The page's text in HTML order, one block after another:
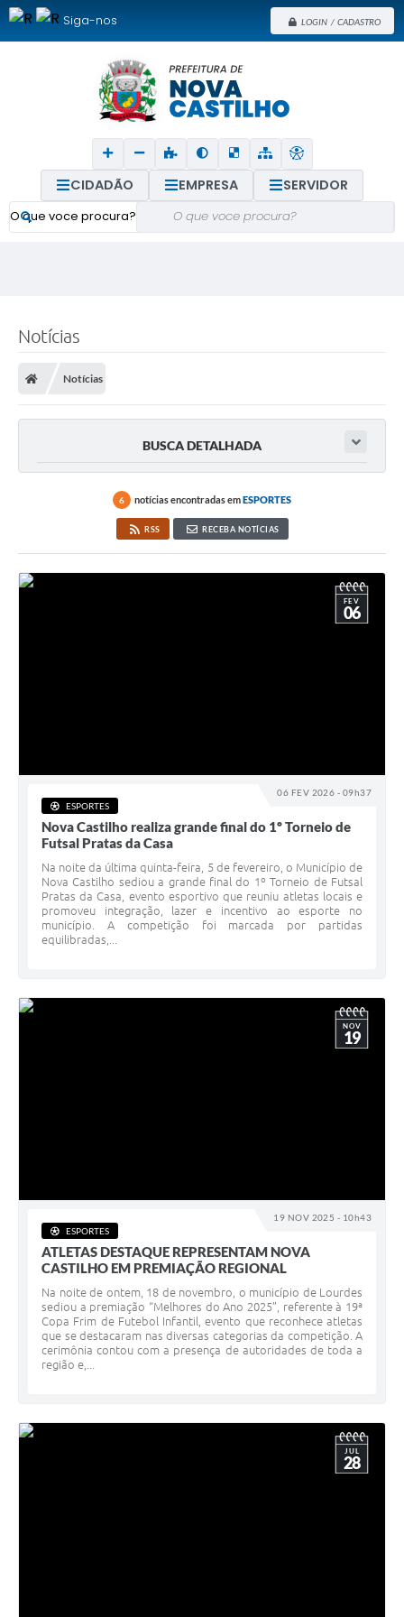
LOGIN / CADASTRO
O que voce procura?
Siga-nos
CIDADÃO EMPRESA SERVIDOR
Notícias
Notícias
BUSCA DETALHADA
6 notícias encontradas emESPORTES
RSS RECEBA NOTÍCIAS
06 FEV 2026 - 09h37
FEV
06
ESPORTES
Nova Castilho realiza grande final do 1º Torneio de
Futsal Pratas da Casa
Na noite da última quinta-feira, 5 de fevereiro, o Município de
Nova Castilho sediou a grande final do 1º Torneio de Futsal
Pratas da Casa, evento esportivo que reuniu atletas locais e
promoveu integração, lazer e incentivo ao esporte no
município. A competição foi marcada por partidas
equilibradas,...
19 NOV 2025 - 10h43
NOV
19
ESPORTES
ATLETAS DESTAQUE REPRESENTAM NOVA
CASTILHO EM PREMIAÇÃO REGIONAL
Na noite de ontem, 18 de novembro, o município de Lourdes
sediou a premiação “Melhores do Ano 2025”, referente à 19ª
Copa Frim de Futebol Infantil, evento que reconhece atletas
que se destacaram nas diversas categorias da competição. A
cerimônia contou com a presença de autoridades de toda a
região e,...
JUL
28